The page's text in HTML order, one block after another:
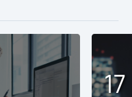
17